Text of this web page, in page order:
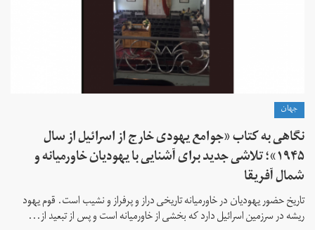
جهان
نگاهی به کتاب «جوامع یهودی خارج از اسرائیل از سال
۱۹۴۵»؛ تلاشی جدید برای آشنایی با یهودیان خاورمیانه و
شمال آفریقا
تاریخ حضور یهودیان در خاورمیانه تاریخی دراز و پرفراز و نشیب است. قوم یهود
ریشه در سرزمین اسرائیل دارد که بخشی از خاورمیانه است و پس از تبعید از...